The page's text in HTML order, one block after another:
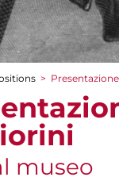
here
>
museo